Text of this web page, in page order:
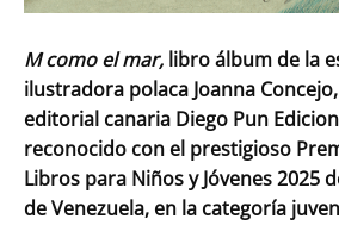
M como el mar, libro álbum de la
ilustradora polaca Joanna
editorial canaria Diego Pun
reconocido con el prestigioso
Libros para Niños y Jóvenes 2025
de Venezuela, en la categoría